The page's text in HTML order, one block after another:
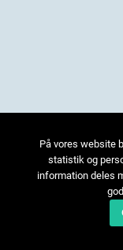
På vores website
statistik og
information deles